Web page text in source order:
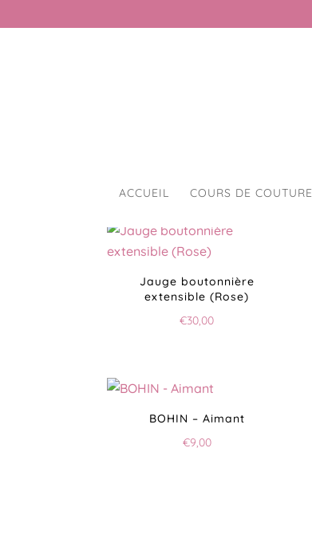
ACCUEIL COURS DE COUTURE
Jauge boutonnière
extensible (Rose)
€30,00
BOHIN – Aimant
€9,00